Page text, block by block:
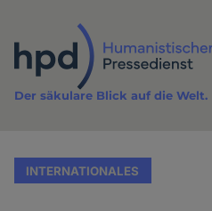
Inhalt
Der säkulare Blick auf die Welt.
INTERNATIONALES